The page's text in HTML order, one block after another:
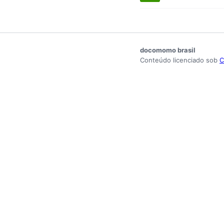
docomomo brasil
Conteúdo licenciado sob